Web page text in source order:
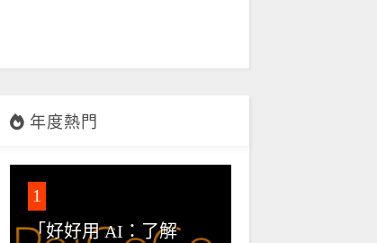
年度熱門
1
「好好用 AI：了解